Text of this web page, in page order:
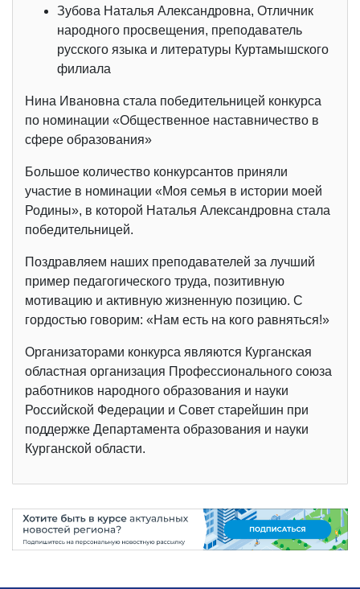
Зубова Наталья Александровна, Отличник
народного просвещения, преподаватель
русского языка и литературы Куртамышского
филиала
Нина Ивановна стала победительницей конкурса
по номинации «Общественное наставничество в
сфере образования»
Большое количество конкурсантов приняли
участие в номинации «Моя семья в истории моей
Родины», в которой Наталья Александровна стала
победительницей.
Поздравляем наших преподавателей за лучший
пример педагогического труда, позитивную
мотивацию и активную жизненную позицию. С
гордостью говорим: «Нам есть на кого равняться!»
Организаторами конкурса являются Курганская
областная организация Профессионального союза
работников народного образования и науки
Российской Федерации и Совет старейшин при
поддержке Департамента образования и науки
Курганской области.